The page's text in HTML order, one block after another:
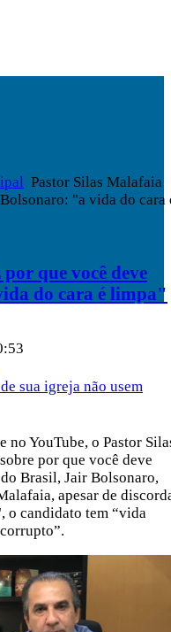
Pastor Silas Malafaia
"a vida do cara
que você deve
do cara é limpa"
sua igreja não usem
no YouTube, o Pastor
por que você deve
Brasil, Jair Bolsonaro,
apesar de
o candidato tem “vida